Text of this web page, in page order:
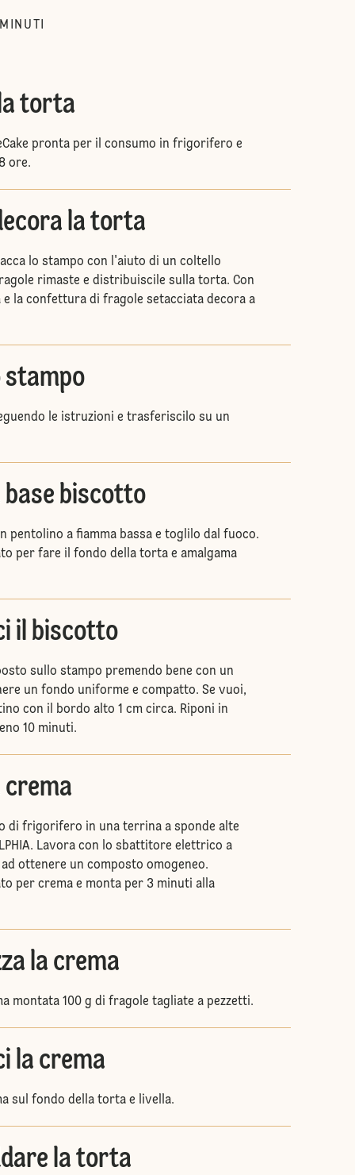
MINUTI
torta
pronta per il consumo in frigorifero e
ore.
la torta
lo stampo con l'aiuto di un coltello
rimaste e distribuiscile sulla torta. Con
la confettura di fragole setacciata decora a
stampo
le istruzioni e trasferiscilo su un
base biscotto
pentolino a fiamma bassa e toglilo dal fuoco.
per fare il fondo della torta e amalgama
il biscotto
sullo stampo premendo bene con un
un fondo uniforme e compatto. Se vuoi,
con il bordo alto 1 cm circa. Riponi in
10 minuti.
crema
di frigorifero in una terrina a sponde alte
Lavora con lo sbattitore elettrico a
ottenere un composto omogeneo.
per crema e monta per 3 minuti alla
la crema
montata 100 g di fragole tagliate a pezzetti.
la crema
sul fondo della torta e livella.
la torta